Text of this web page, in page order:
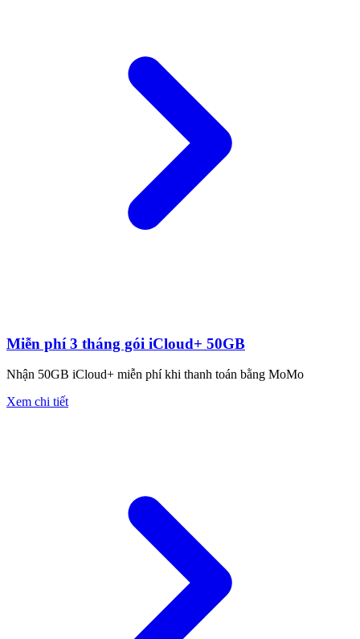
Miễn phí 3 tháng gói iCloud+ 50GB
Nhận 50GB iCloud+ miễn phí khi thanh toán bằng MoMo
Xem chi tiết